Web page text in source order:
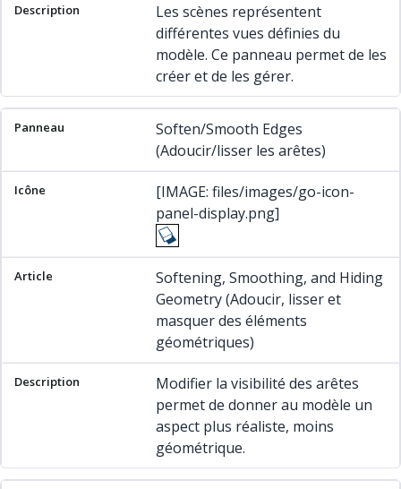
Les scènes représentent
différentes vues définies du
modèle. Ce panneau permet de les
créer et de les gérer.
Soften/Smooth Edges
(Adoucir/lisser les arêtes)
[IMAGE: files/images/go-icon-
panel-display.png]
Softening, Smoothing, and Hiding
Geometry (Adoucir, lisser et
masquer des éléments
géométriques)
Modifier la visibilité des arêtes
permet de donner au modèle un
aspect plus réaliste, moins
géométrique.